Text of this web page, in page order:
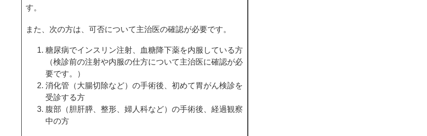
す。
また、次の方は、可否について主治医の確認が必要です。
糖尿病でインスリン注射、血糖降下薬を内服している方
（検診前の注射や内服の仕方について主治医に確認が必
要です。）
消化管（大腸切除など）の手術後、初めて胃がん検診を
受診する方
腹部（胆肝膵、整形、婦人科など）の手術後、経過観察
中の方